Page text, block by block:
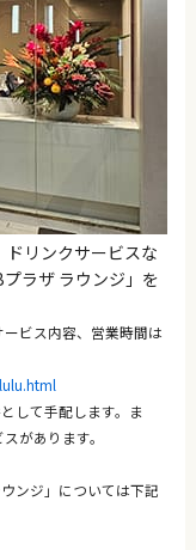
リンクサービスな
ラザ ラウンジ」を
ビス内容、営業時間は
して手配します。ま
があります。
ンジ」については下記